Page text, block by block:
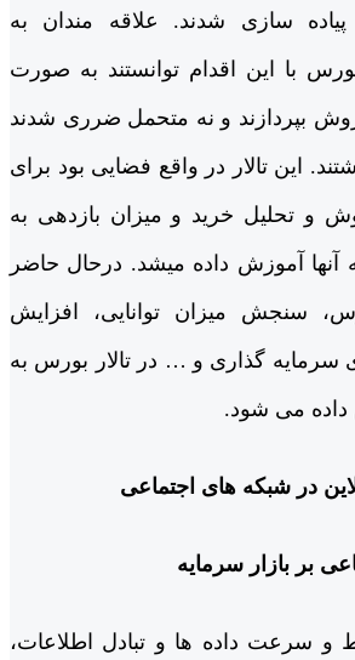
سازی شدند. علاقه مندان به
با این اقدام توانستند به صورت
بپردازند و نه متحمل ضرری شدند
این تالار در واقع فضایی بود برای
و تحلیل خرید و میزان بازدهی به
آموزش داده می­شد. درحال حاضر
سنجش میزان توانایی، افزایش
سرمایه گذاری و … در تالار بورس به
داده می شود.
بر بازار سرمایه
و سرعت داده ها و تبادل اطلاعات،